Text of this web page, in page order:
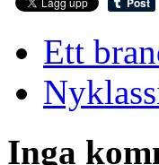
Ett
Inga